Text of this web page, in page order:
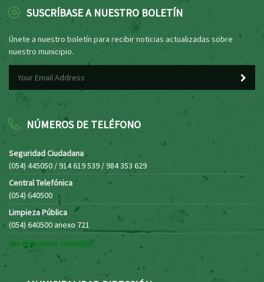
SUSCRÍBASE A NUESTRO BOLETÍN
Únete a nuestro boletín para recibir noticias actualizadas sobre
nuestro municipio.
NÚMEROS DE TELÉFONO
Seguridad Ciudadana
(054) 445050 / 914 619 539 / 984 353 629
Central Telefónica
(054) 640500
Limpieza Pública
(054) 640500 anexo 721
Ver directorio municipal